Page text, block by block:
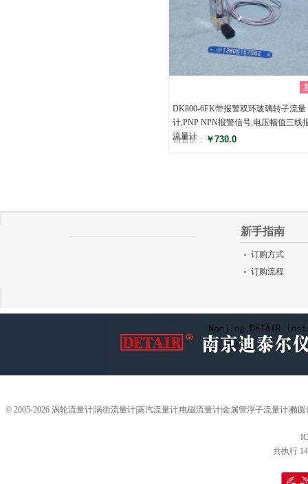
DK800-6FK带报警双环玻璃转子流量
计,PNP NPN报警信号,电压幅值三线
流量计
销售价： ￥730.0
新手指南
订购方式
订购流程
© 2005-2026 涡轮流量计|涡街流量计|蒸汽流量计|电磁流量计|金属管浮子流量计|椭
共执行